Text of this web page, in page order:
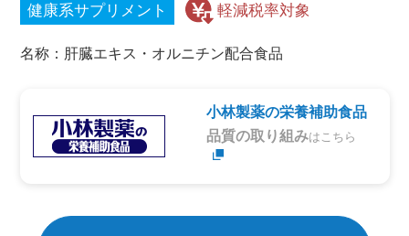
健康系サプリメント
名称：肝臓エキス・オルニチン配合食品
小林製薬の栄養補助食品
品質の取り組みはこちら